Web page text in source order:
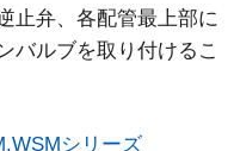
止弁、各配管最上部に
バルブを取り付けるこ
シリーズ